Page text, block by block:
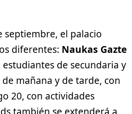
septiembre, el palacio
diferentes: Naukas Gazte
de secundaria y
mañana y de tarde, con
20, con actividades